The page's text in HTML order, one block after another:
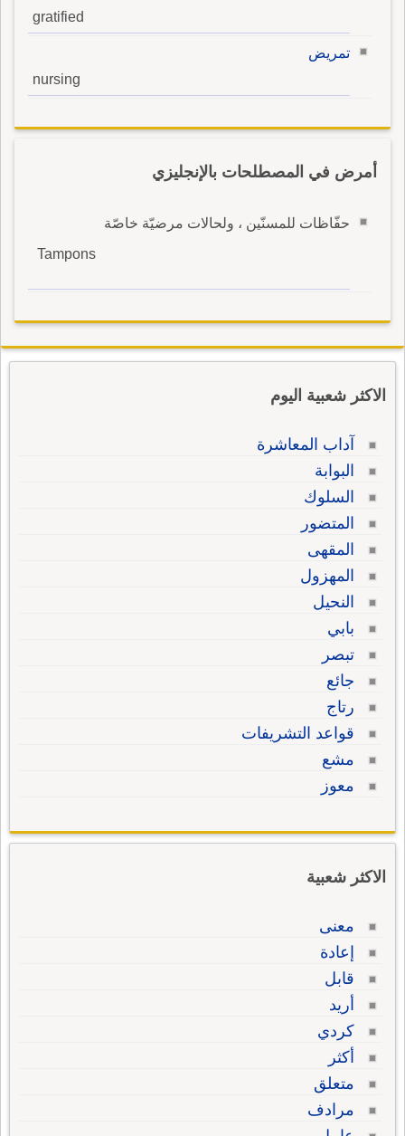
gratified
تمريض
nursing
أمرض في المصطلحات بالإنجليزي
حفّاظات للمسنّين ، ولحالات مرضيّة خاصّة
Tampons
الاكثر شعبية اليوم
آداب المعاشرة
البوابة
السلوك
المتضور
المقهى
المهزول
النحيل
بابي
تبصر
جائع
رتاج
قواعد التشريفات
مشع
معوز
الاكثر شعبية
معنى
إعادة
قابل
أريد
كردي
أكثر
متعلق
مرادف